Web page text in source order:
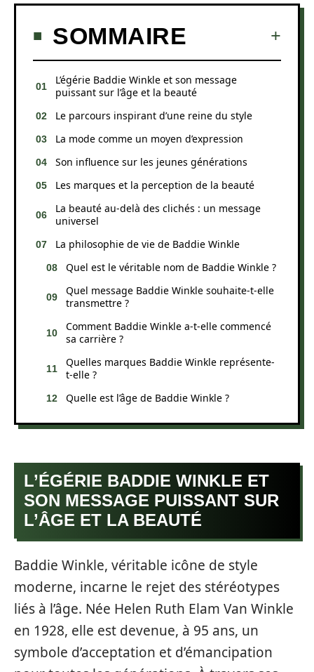
SOMMAIRE
L’égérie Baddie Winkle et son message
puissant sur l’âge et la beauté
Le parcours inspirant d’une reine du style
La mode comme un moyen d’expression
Son influence sur les jeunes générations
Les marques et la perception de la beauté
La beauté au-delà des clichés : un message
universel
La philosophie de vie de Baddie Winkle
Quel est le véritable nom de Baddie Winkle ?
Quel message Baddie Winkle souhaite-t-elle
transmettre ?
Comment Baddie Winkle a-t-elle commencé
sa carrière ?
Quelles marques Baddie Winkle représente-
t-elle ?
Quelle est l’âge de Baddie Winkle ?
L’ÉGÉRIE BADDIE WINKLE ET
SON MESSAGE PUISSANT SUR
L’ÂGE ET LA BEAUTÉ
Baddie Winkle, véritable icône de style
moderne, incarne le rejet des stéréotypes
liés à l’âge. Née Helen Ruth Elam Van Winkle
en 1928, elle est devenue, à 95 ans, un
symbole d’acceptation et d’émancipation